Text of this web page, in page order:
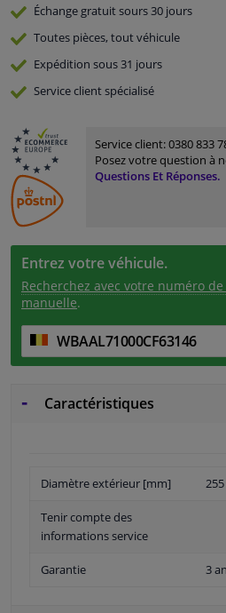
Capteurs & électronique
Échange gratuitsours 30 jours
Toutes pièces, tout véhicule
Expédition sous 31 jours
Serviceclient spécialisé
Service client:0380 833
Posez votre question à
Questions Et Réponses.
Entrez votre véhicule.
Recherchez avec votre numéro de
manuelle.
Caractéristiques
Diamètre extérieur [mm] 255
Tenir compte des
informations service
Garantie 3